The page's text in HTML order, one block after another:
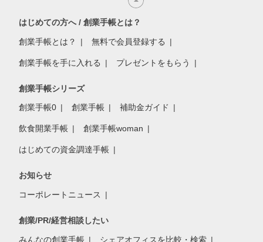
はじめての方へ / 創業手帳とは？
創業手帳とは？ 無料で会員登録する
創業手帳を手に入れる プレゼントをもらう
創業手帳シリーズ
創業手帳0 創業手帳 補助金ガイド
飲食開業手帳 創業手帳woman
はじめての資金調達手帳
お知らせ
コーポレートニュース
創業/PR/経営相談したい
みんなの創業手帳 シェアオフィスを比較・検索